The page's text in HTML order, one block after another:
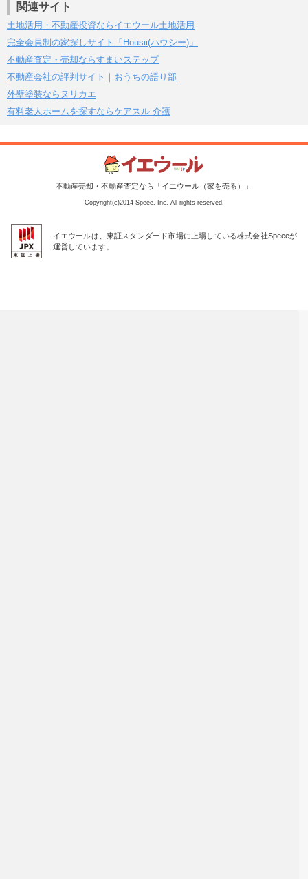
関連サイト
土地活用・不動産投資ならイエウール土地活用
完全会員制の家探しサイト「Housii(ハウシー)」
不動産査定・売却ならすまいステップ
不動産会社の評判サイト｜おうちの語り部
外壁塗装ならヌリカエ
有料老人ホームを探すならケアスル 介護
不動産売却・不動産査定なら「イエウール（家を売る）」
Copyright(c)2014 Speee, Inc. All rights reserved.
イエウールは、東証スタンダード市場に上場している株式会社Speeeが
運営しています。